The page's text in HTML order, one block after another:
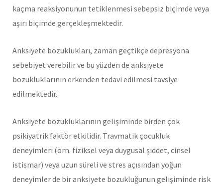
kaçma reaksiyonunun tetiklenmesi sebepsiz biçimde veya
aşırı biçimde gerçekleşmektedir.
Anksiyete bozuklukları, zaman geçtikçe depresyona
sebebiyet verebilir ve bu yüzden de anksiyete
bozukluklarının erkenden tedavi edilmesi tavsiye
edilmektedir.
Anksiyete bozukluklarının gelişiminde birden çok
psikiyatrik faktör etkilidir. Travmatik çocukluk
deneyimleri (örn. fiziksel veya duygusal şiddet, cinsel
istismar) veya uzun süreli ve stres açısından yoğun
deneyimler de bir anksiyete bozukluğunun gelişiminde risk